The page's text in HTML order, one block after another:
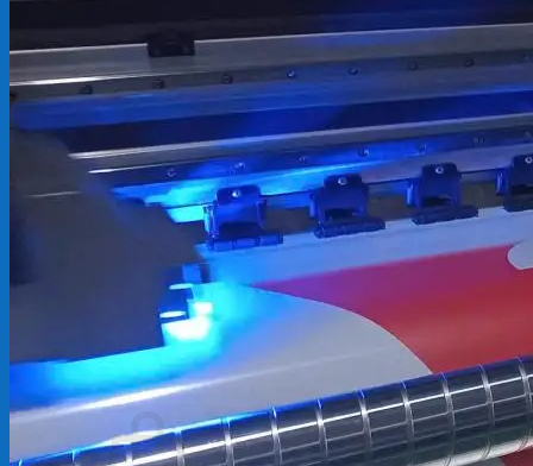
In Tem Nhãn
In Decal
Tin tức
Tin Tức In Kỹ Thuật Số
Tin Tức In UV
Tin tức công ty
Tuyển dụng
Câu hỏi thường gặp
kiếm:
Giỏ hàng /0₫